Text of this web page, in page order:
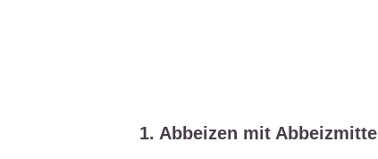
1. Abbeizen mit Abbeizmittel